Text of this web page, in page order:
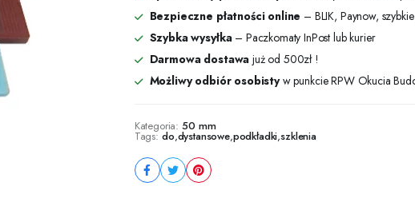
mm
1000
szt.
ilość
Bezpieczne płatności online – BLIK, Paynow,
Szybka wysyłka– Paczkomaty InPost lub kurier
Darmowa dostawa już od 500zł !
Możliwy odbiór osobistyw punkcie RPW Okucia
Kategoria: 50 mm
Tags: do,dystansowe,podkładki,szklenia